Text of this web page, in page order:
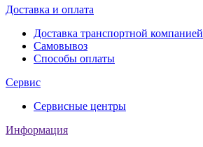
Доставка и оплата
Доставка транспортной компанией
Самовывоз
Способы оплаты
Сервис
Сервисные центры
Информация